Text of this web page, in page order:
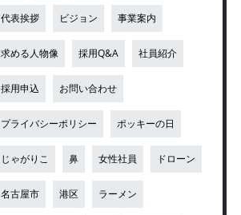
代表挨拶 ビジョン 事業案内
求める人物像 採用Q&A 社員紹介
採用申込 お問い合わせ
プライバシーポリシー ポッキーの日
じゃがりこ 鼻 女性社員 ドローン
名古屋市 港区 ラーメン